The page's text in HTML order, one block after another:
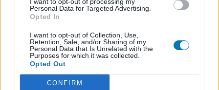
Personal Data for Targeted Advertising.
Opted In
I want to opt-out of Collection, Use,
Retention, Sale, and/or Sharing of my
Personal Data that Is Unrelated with the
Purposes for which it was collected.
Opted Out
CONFIRM